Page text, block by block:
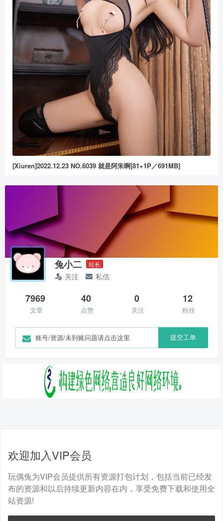
[Xiuren]2022.12.23 NO.6039 就是阿朱啊[81+1P／691MB]
兔小二 站长
关注 私信
7969
文章
40
点赞
0
关注
12
粉丝
账号/资源/未到账问题请点击这里 提交工单
欢迎加入VIP会员
玩偶兔为VIP会员提供所有资源打包计划，包括当前已经发
布的资源和以后持续更新内容在内，享受免费下载和使用全
站资源!